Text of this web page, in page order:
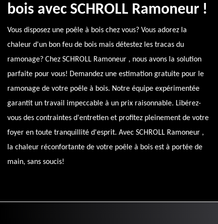
bois avec SCHROLL Ramoneur !
Vous disposez une poêle à bois chez vous? Vous adorez la
chaleur d'un bon feu de bois mais détestez les tracas du
ramonage? Chez SCHROLL Ramoneur , nous avons la solution
parfaite pour vous! Demandez une estimation gratuite pour le
ramonage de votre poêle à bois. Notre équipe expérimentée
garantit un travail impeccable à un prix raisonnable. Libérez-
vous des contraintes d'entretien et profitez pleinement de votre
foyer en toute tranquillité d'esprit. Avec SCHROLL Ramoneur ,
la chaleur réconfortante de votre poêle à bois est à portée de
main, sans soucis!